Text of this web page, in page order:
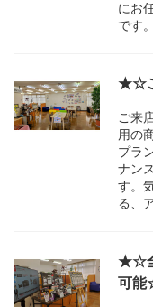
にお
です。
★☆
ご来
用の
プラ
ナン
す。
る、
★☆全
可